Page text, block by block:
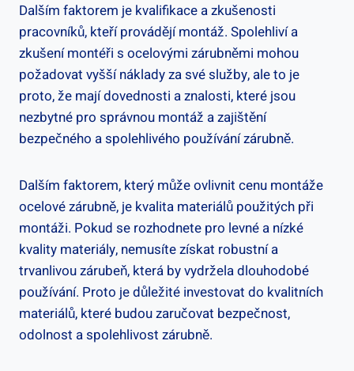
Dalším faktorem je kvalifikace a zkušenosti
pracovníků, kteří provádějí montáž. Spolehliví a
zkušení montéři s ocelovými zárubněmi mohou
požadovat vyšší náklady za své služby, ale to je
proto, že mají dovednosti a znalosti, které jsou
nezbytné pro správnou montáž a zajištění
bezpečného a spolehlivého používání zárubně.
Dalším faktorem, který může ovlivnit cenu montáže
ocelové zárubně, je kvalita materiálů použitých při
montáži. Pokud se rozhodnete pro levné a nízké
kvality materiály, nemusíte získat robustní a
trvanlivou zárubeň, která by vydržela dlouhodobé
používání. Proto je důležité investovat do kvalitních
materiálů, které budou zaručovat bezpečnost,
odolnost a spolehlivost zárubně.